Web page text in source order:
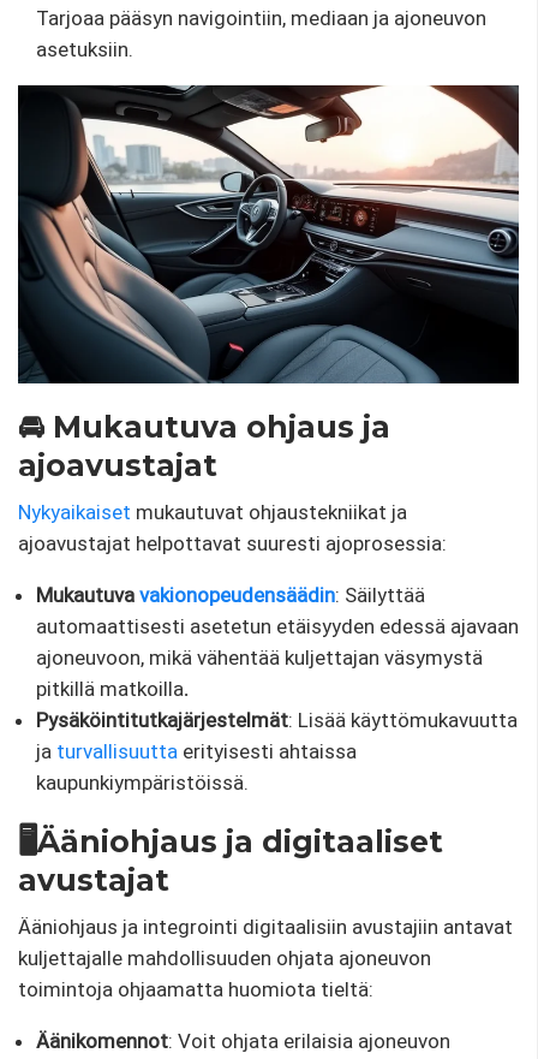
Tarjoaa pääsyn navigointiin, mediaan ja ajoneuvon
asetuksiin.
🚘 Mukautuva ohjaus ja
ajoavustajat
Nykyaikaiset mukautuvat ohjaustekniikat ja
ajoavustajat helpottavat suuresti ajoprosessia:
Mukautuva vakionopeudensäädin: Säilyttää
automaattisesti asetetun etäisyyden edessä ajavaan
ajoneuvoon, mikä vähentää kuljettajan väsymystä
pitkillä matkoilla.
Pysäköintitutkajärjestelmät: Lisää käyttömukavuutta
ja turvallisuutta erityisesti ahtaissa
kaupunkiympäristöissä.
🖥️Ääniohjaus ja digitaaliset
avustajat
Ääniohjaus ja integrointi digitaalisiin avustajiin antavat
kuljettajalle mahdollisuuden ohjata ajoneuvon
toimintoja ohjaamatta huomiota tieltä:
Äänikomennot: Voit ohjata erilaisia ​​ajoneuvon